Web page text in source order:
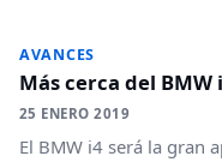
AVANCES
Más cerca del
25 ENERO 2019
El BMW i4 será la gran